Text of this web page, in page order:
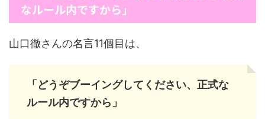
なルール内ですから」
山口徹さんの名言11個目は、
「どうぞブーイングしてください、正式な
ルール内ですから」